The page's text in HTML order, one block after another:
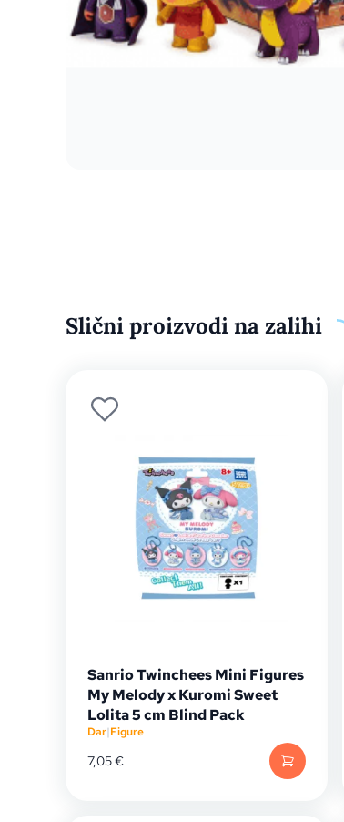
Slični proizvodi na zalihi
Sanrio Twinchees Mini Figures
My Melody x Kuromi Sweet
Lolita 5 cm Blind Pack
Dar|Figure
7,05€